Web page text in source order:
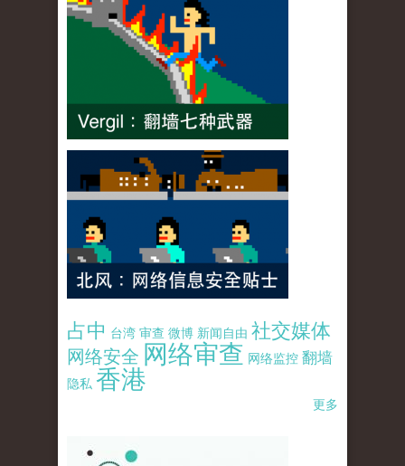
占中 台湾 审查 微博 新闻自由 社交媒体
网络安全 网络审查 网络监控 翻墙
隐私 香港
更多
pao-pao-banner-mirror-site-120814.jpg